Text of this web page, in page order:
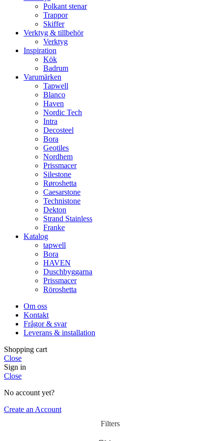
Polkant stenar
Trappor
Skiffer
Verktyg & tillbehör
Verktyg
Inspiration
Kök
Badrum
Varumärken
Tapwell
Blanco
Haven
Nordic Tech
Intra
Decosteel
Bora
Geotiles
Nordhem
Prissmacer
Silestone
Røroshetta
Caesarstone
Technistone
Dekton
Strand Stainless
Franke
Katalog
tapwell
Bora
HAVEN
Duschbyggarna
Prissmacer
Röroshetta
Om oss
Kontakt
Frågor & svar
Leverans & installation
Shopping cart
Close
Sign in
Close
No account yet?
Create an Account
Filters